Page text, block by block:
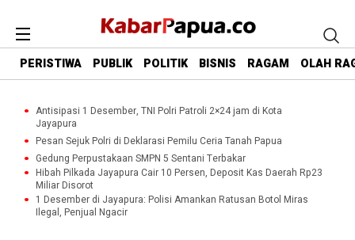
PERISTIWA PUBLIK POLITIK BISNIS RAGAM OLAH
Antisipasi 1 Desember, TNI Polri Patroli 2×24 jam di Kota
Jayapura
Pesan Sejuk Polri di Deklarasi Pemilu Ceria Tanah Papua
Gedung Perpustakaan SMPN 5 Sentani Terbakar
Hibah Pilkada Jayapura Cair 10 Persen, Deposit Kas Daerah Rp23
Miliar Disorot
1 Desember di Jayapura: Polisi Amankan Ratusan Botol Miras
Ilegal, Penjual Ngacir